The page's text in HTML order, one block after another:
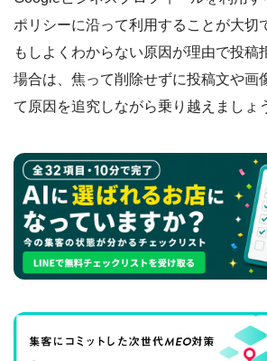
ポリシーに沿って利用することが大切
もしよくわからない原因が理由で投稿
場合は、焦って削除せずに投稿文や画
て原因を追究しながら乗り越えましょ